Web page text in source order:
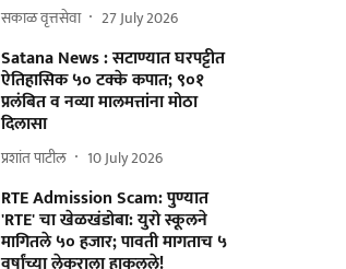
सकाळ वृत्तसेवा 27 July 2026
Satana News : सटाण्यात घरपट्टीत
ऐतिहासिक ५० टक्के कपात; ९०१
प्रलंबित व नव्या मालमत्तांना मोठा
दिलासा
प्रशांत पाटील 10 July 2026
RTE Admission Scam: पुण्यात
'RTE' चा खेळखंडोबा: युरो स्कूलने
मागितले ५० हजार; पावती मागताच ५